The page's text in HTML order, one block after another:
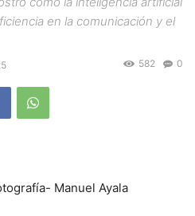
en la comunicación y el
0
582
Manuel Ayala